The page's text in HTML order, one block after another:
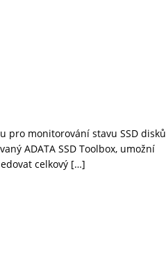
pro monitorování stavu SSD disků
ADATA SSD Toolbox, umožní
celkový […]